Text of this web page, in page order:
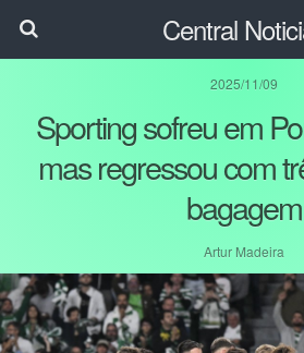
Central
2025/11/09
Sporting sofreu em
mas regressou com
bagagem
Artur Madeira